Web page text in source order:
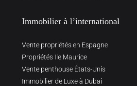
Immobilier à l’international
Vente propriétés en Espagne
Propriétés Ile Maurice
Vente penthouse États-Unis
Immobilier de Luxe à Dubai